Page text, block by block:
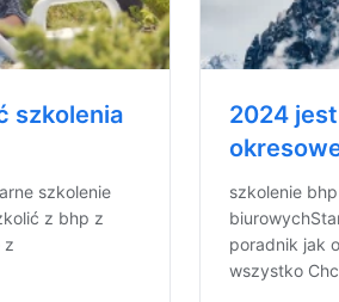
szkolenia
szkolenie
z bhp z
z
2024
szkolenie
poradnik jak
wszystko